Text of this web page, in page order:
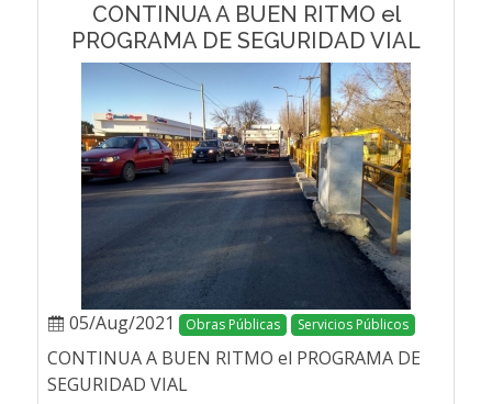
CONTINUA A BUEN RITMO el
PROGRAMA DE SEGURIDAD VIAL
05/Aug/2021 Obras Públicas Servicios Públicos
CONTINUA A BUEN RITMO el PROGRAMA DE
SEGURIDAD VIAL